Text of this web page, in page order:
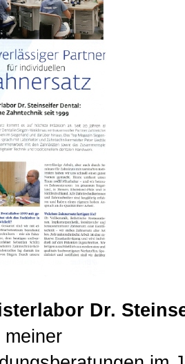
Dr.
meiner